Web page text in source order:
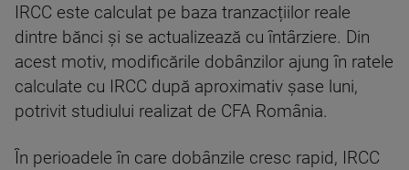
IRCC este calculat pe baza tranzacțiilor reale
dintre bănci și se actualizează cu întârziere. Din
acest motiv, modificările dobânzilor ajung în ratele
calculate cu IRCC după aproximativ șase luni,
potrivit studiului realizat de CFA România.
În perioadele în care dobânzile cresc rapid, IRCC